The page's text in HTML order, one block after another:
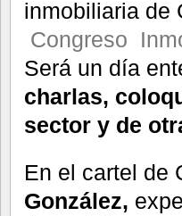
inmobiliaria de
Congreso
Será un día
charlas,
sector y de
En el cartel de
González,